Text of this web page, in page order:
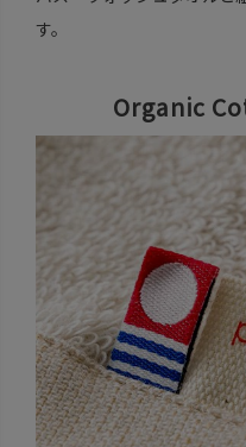
す。
Organic